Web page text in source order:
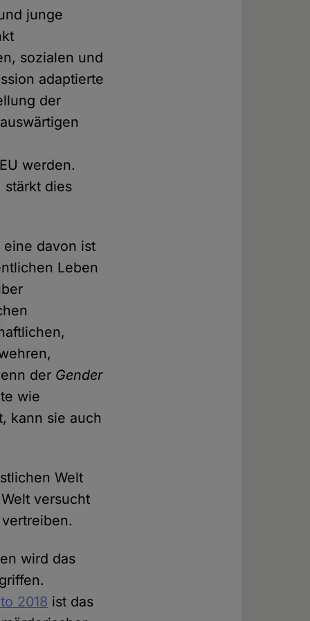
junge
sozialen und
adaptierte
der
werden.
stärkt dies
eine davon ist
Leben
der Gender
wie
kann sie auch
Welt
versucht
wird das
2018 ist das